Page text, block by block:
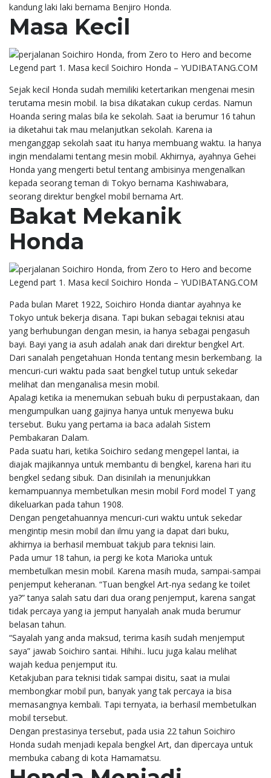
kandung laki laki bernama Benjiro Honda.
Masa Kecil
Sejak kecil Honda sudah memiliki ketertarikan mengenai mesin
terutama mesin mobil. Ia bisa dikatakan cukup cerdas. Namun
Hoanda sering malas bila ke sekolah. Saat ia berumur 16 tahun
ia diketahui tak mau melanjutkan sekolah. Karena ia
menganggap sekolah saat itu hanya membuang waktu. Ia hanya
ingin mendalami tentang mesin mobil. Akhirnya, ayahnya Gehei
Honda yang mengerti betul tentang ambisinya mengenalkan
kepada seorang teman di Tokyo bernama Kashiwabara,
seorang direktur bengkel mobil bernama Art.
Bakat Mekanik
Honda
Pada bulan Maret 1922, Soichiro Honda diantar ayahnya ke
Tokyo untuk bekerja disana. Tapi bukan sebagai teknisi atau
yang berhubungan dengan mesin, ia hanya sebagai pengasuh
bayi. Bayi yang ia asuh adalah anak dari direktur bengkel Art.
Dari sanalah pengetahuan Honda tentang mesin berkembang. Ia
mencuri-curi waktu pada saat bengkel tutup untuk sekedar
melihat dan menganalisa mesin mobil.
Apalagi ketika ia menemukan sebuah buku di perpustakaan, dan
mengumpulkan uang gajinya hanya untuk menyewa buku
tersebut. Buku yang pertama ia baca adalah Sistem
Pembakaran Dalam.
Pada suatu hari, ketika Soichiro sedang mengepel lantai, ia
diajak majikannya untuk membantu di bengkel, karena hari itu
bengkel sedang sibuk. Dan disinilah ia menunjukkan
kemampuannya membetulkan mesin mobil Ford model T yang
dikeluarkan pada tahun 1908.
Dengan pengetahuannya mencuri-curi waktu untuk sekedar
mengintip mesin mobil dan ilmu yang ia dapat dari buku,
akhirnya ia berhasil membuat takjub para teknisi lain.
Pada umur 18 tahun, ia pergi ke kota Marioka untuk
membetulkan mesin mobil. Karena masih muda, sampai-sampai
penjemput keheranan. “Tuan bengkel Art-nya sedang ke toilet
ya?” tanya salah satu dari dua orang penjemput, karena sangat
tidak percaya yang ia jemput hanyalah anak muda berumur
belasan tahun.
“Sayalah yang anda maksud, terima kasih sudah menjemput
saya” jawab Soichiro santai. Hihihi.. lucu juga kalau melihat
wajah kedua penjemput itu.
Ketakjuban para teknisi tidak sampai disitu, saat ia mulai
membongkar mobil pun, banyak yang tak percaya ia bisa
memasangnya kembali. Tapi ternyata, ia berhasil membetulkan
mobil tersebut.
Dengan prestasinya tersebut, pada usia 22 tahun Soichiro
Honda sudah menjadi kepala bengkel Art, dan dipercaya untuk
membuka cabang di kota Hamamatsu.